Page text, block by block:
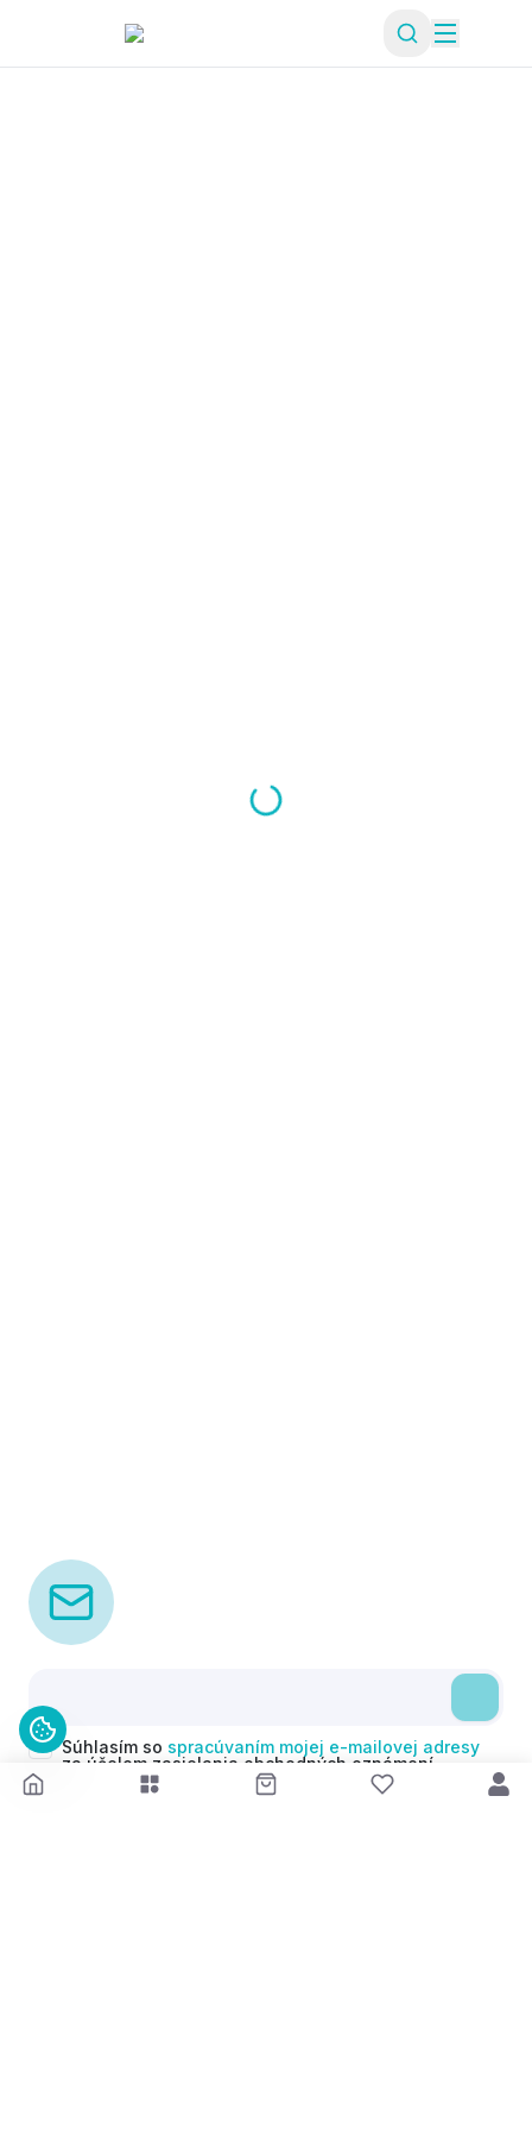
Súhlasím so spracúvaním mojej e-mailovej adresy
za účelom zasielania obchodných oznámení
(newsletterov) v súlade s čl. 6 ods. 1 písm. a)
Nariadenia GDPR. Svoj súhlas môžem kedykoľvek